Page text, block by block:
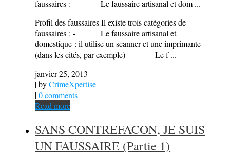
faussaires : - Le faussaire artisanal et dom ...
Profil des faussaires Il existe trois catégories de
faussaires : - Le faussaire artisanal et
domestique : il utilise un scanner et une imprimante
(dans les cités, par exemple) - Le f ...
janvier 25, 2013
| byCrimeXpertise
|0 comments
Read more
SANS CONTREFACON, JE SUIS
UN FAUSSAIRE (Partie 1)